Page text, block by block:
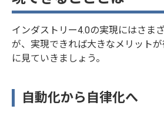
インダストリー4.0の実現にはさま
が、実現できれば大きなメリット
に見ていきましょう。
自動化から自律化へ